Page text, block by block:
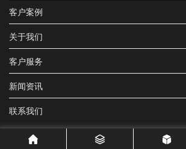
客户案例
关于我们
客户服务
新闻资讯
联系我们